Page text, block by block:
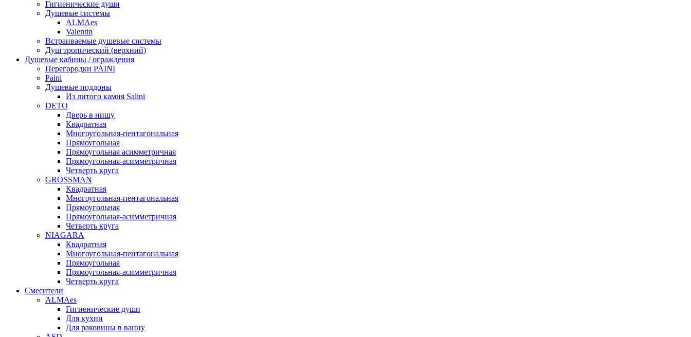
Гигиенические души
Душевые системы
ALMAes
Valentin
Встраиваемые душевые системы
Душ тропический (верхний)
Душевые кабины / ограждения
Перегородки PAINI
Paini
Душевые поддоны
Из литого камня Salini
DETO
Дверь в нишу
Квадратная
Многоугольная-пентагональная
Прямоугольная
Прямоугольная асимметричная
Прямоугольная-асимметричная
Четверть круга
GROSSMAN
Квадратная
Многоугольная-пентагональная
Прямоугольная
Прямоугольная-асимметричная
Четверть круга
NIAGARA
Квадратная
Многоугольная-пентагональная
Прямоугольная
Прямоугольная-асимметричная
Четверть круга
Смесители
ALMAes
Гигиенические души
Для кухни
Для раковины в ванну